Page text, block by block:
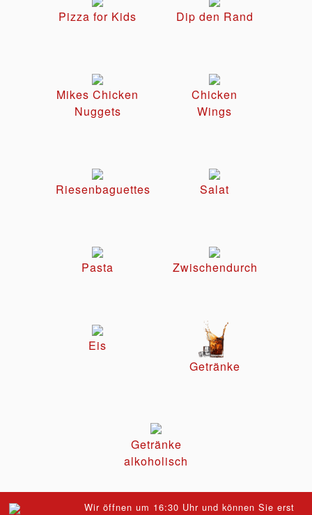
Pizza for Kids Dip den Rand
Mikes Chicken
Nuggets
Chicken
Wings
Riesenbaguettes Salat
Pasta Zwischendurch
Eis
Getränke
Getränke
alkoholisch
Wir öffnen um 16:30 Uhr und können Sie erst